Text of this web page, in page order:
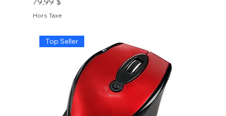
Hors Taxe
Top Seller